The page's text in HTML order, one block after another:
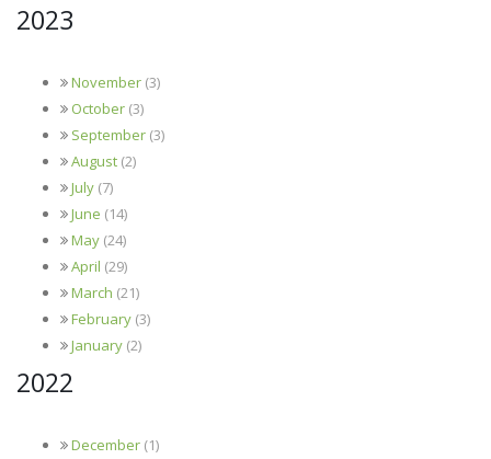
2023
November (3)
October (3)
September (3)
August (2)
July (7)
June (14)
May (24)
April (29)
March (21)
February (3)
January (2)
2022
December (1)